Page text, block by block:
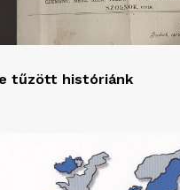
tűzött históriánk